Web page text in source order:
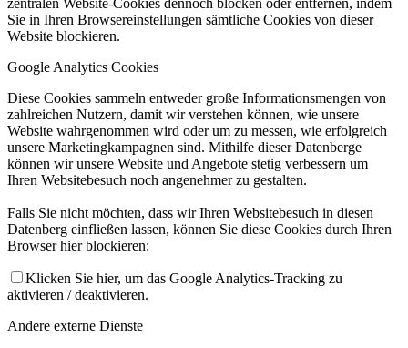
zentralen Website-Cookies dennoch blocken oder entfernen, indem
Sie in Ihren Browsereinstellungen sämtliche Cookies von dieser
Website blockieren.
Google Analytics Cookies
Diese Cookies sammeln entweder große Informationsmengen von
zahlreichen Nutzern, damit wir verstehen können, wie unsere
Website wahrgenommen wird oder um zu messen, wie erfolgreich
unsere Marketingkampagnen sind. Mithilfe dieser Datenberge
können wir unsere Website und Angebote stetig verbessern um
Ihren Websitebesuch noch angenehmer zu gestalten.
Falls Sie nicht möchten, dass wir Ihren Websitebesuch in diesen
Datenberg einfließen lassen, können Sie diese Cookies durch Ihren
Browser hier blockieren:
Klicken Sie hier, um das Google Analytics-Tracking zu
aktivieren / deaktivieren.
Andere externe Dienste